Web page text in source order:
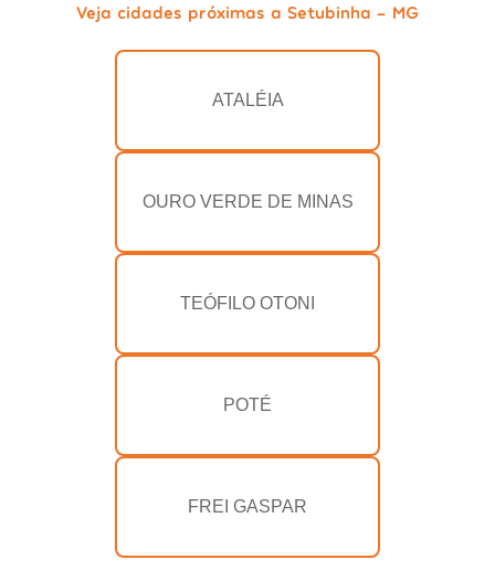
Veja cidades próximas a Setubinha - MG
ATALÉIA
OURO VERDE DE MINAS
TEÓFILO OTONI
POTÉ
FREI GASPAR